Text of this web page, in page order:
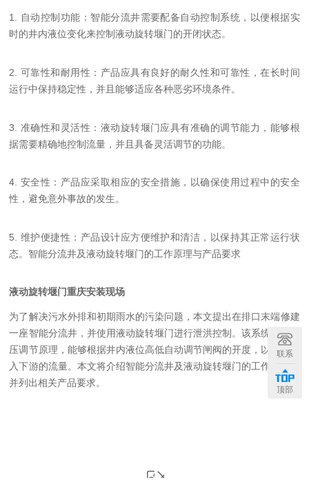
1. 自动控制功能：智能分流井需要配备自动控制系统，以便根据实
时的井内液位变化来控制液动旋转堰门的开闭状态。
2. 可靠性和耐用性：产品应具有良好的耐久性和可靠性，在长时间
运行中保持稳定性，并且能够适应各种恶劣环境条件。
3. 准确性和灵活性：液动旋转堰门应具有准确的调节能力，能够根
据需要精确地控制流量，并且具备灵活调节的功能。
4. 安全性：产品应采取相应的安全措施，以确保使用过程中的安全
性，避免意外事故的发生。
5. 维护便捷性：产品设计应方便维护和清洁，以保持其正常运行状
态。智能分流井及液动旋转堰门的工作原理与产品要求
液动旋转堰门重庆安装现场
为了解决污水外排和初期雨水的污染问题，本文提出在排口末端修建
一座智能分流井，并使用液动旋转堰门进行泄洪控制。该系统基于液
压调节原理，能够根据井内液位高低自动调节闸阀的开度，以控制进
入下游的流量。本文将介绍智能分流井及液动旋转堰门的工作原理，
并列出相关产品要求。
联系
顶部